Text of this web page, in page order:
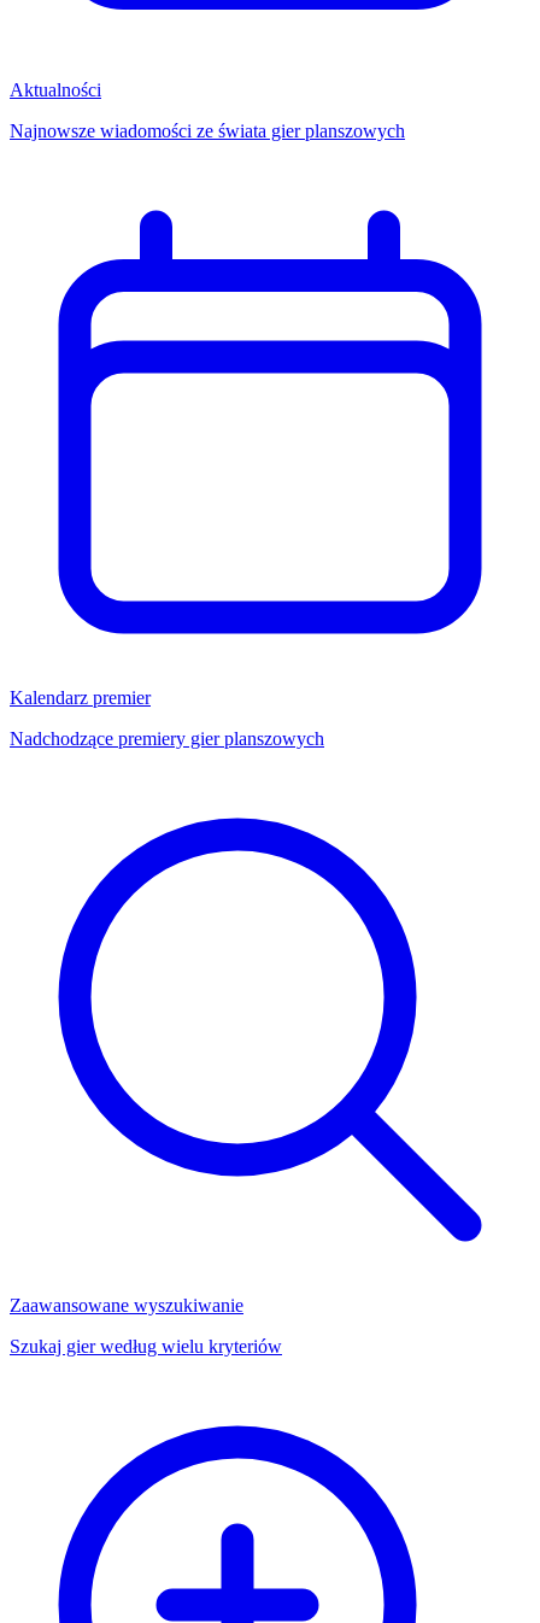
Aktualności
Najnowsze wiadomości ze świata gier planszowych
Kalendarz premier
Nadchodzące premiery gier planszowych
Zaawansowane wyszukiwanie
Szukaj gier według wielu kryteriów